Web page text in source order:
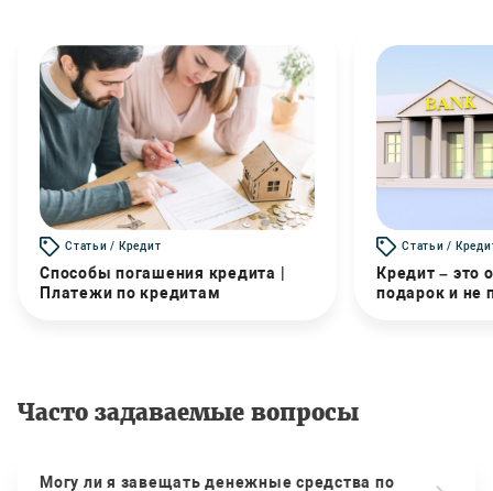
Статьи / Кредит
Способы погашения кредита |
Платежи по кредитам
Статьи /
Кредит – это
подарок и не
Часто задаваемые вопросы
Могу ли я завещать денежные средства по